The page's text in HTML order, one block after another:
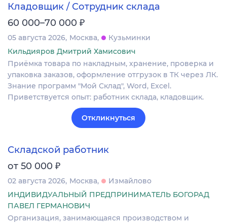
Кладовщик / Сотрудник склада
60 000–70 000 ₽
05 августа 2026 Москва
Кузьминки
Кильдияров Дмитрий Хамисович
Приёмка товара по накладным, хранение, проверка и
упаковка заказов, оформление отгрузок в ТК через ЛК.
Знание программ "Мой Склад", Word, Excel.
Приветствуется опыт: работник склада, кладовщик.
Откликнуться
Складской работник
от 50 000 ₽
02 августа 2026 Москва
Измайлово
ИНДИВИДУАЛЬНЫЙ ПРЕДПРИНИМАТЕЛЬ БОГОРАД
ПАВЕЛ ГЕРМАНОВИЧ
Организация, занимающаяся производством и